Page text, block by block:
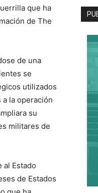
que ha
de The
de una
se
utilizados
la operación
su
militares de
al Estado
de Estados